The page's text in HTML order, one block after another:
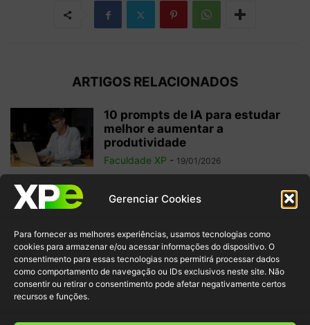
Gerenciar Cookies
Para fornecer as melhores experiências, usamos tecnologias como
cookies para armazenar e/ou acessar informações do dispositivo. O
consentimento para essas tecnologias nos permitirá processar dados
como comportamento de navegação ou IDs exclusivos neste site. Não
consentir ou retirar o consentimento pode afetar negativamente certos
recursos e funções.
ARTIGOS RELACIONADOS
10 prompts de IA para estudar
melhor e aumentar a
produtividade
Faculdade XP - 19/01/2026
5 tendências tecnológicas para
Agentes de IA: o futuro da
inteligência artificial autônoma